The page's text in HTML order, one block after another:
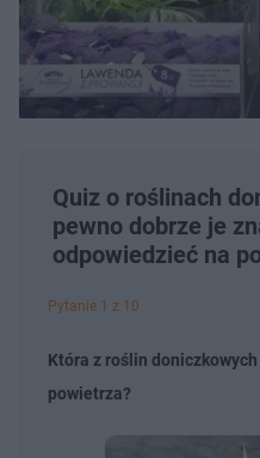
Quiz o roślinach
pewno dobrze je
odpowiedzieć na
Pytanie 1 z 10
Która z roślin
powietrza?